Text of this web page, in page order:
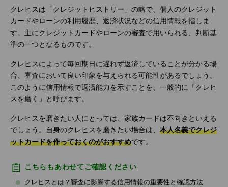
クレヒスは「クレジットヒストリー」の略で、個人のクレジット
カードやローンの利用履歴、返済状況などの信用情報を指しま
す。主にクレジットカードやローンの審査で用いられる、判断基
準の一つとなるものです。
クレヒスによって毎回期日に遅れず返済していることが分かる場
合、審査において良い印象を与えられる可能性があるでしょう。
このように信用情報で返済能力を示すことを、一般的に「クレヒ
スを磨く」と呼びます。
クレヒスを磨きたい人にとっては、家族カードは不向きといえる
でしょう。自身のクレヒスを磨きたい場合は、 本人名義でクレジ
ットカードを作っておくのがおすすめです。
こちらもあわせてご確認ください
クレヒスとは？審査に影響する信用情報の重要性と確認方法